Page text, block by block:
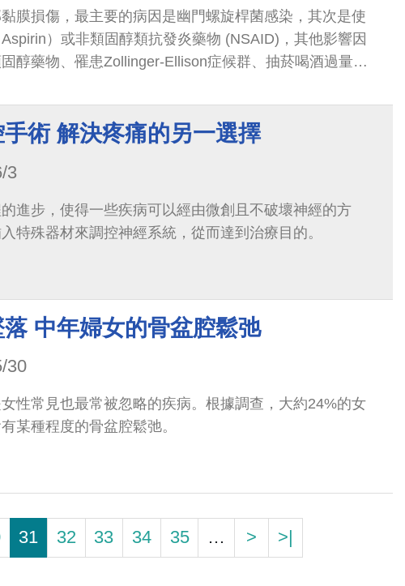
膜損傷，最主要的病因是幽門螺旋桿菌感染，其次是使
）或非類固醇類抗發炎藥物 (NSAID)，其他影響因
醇藥物、罹患Zollinger-Ellison症候群、抽菸喝酒過量、
術 解決疼痛的另一選擇
3
進步，使得一些疾病可以經由微創且不破壞神經的方
特殊器材來調控神經系統，從而達到治療目的。
中年婦女的骨盆腔鬆弛
30
性常見也最常被忽略的疾病。根據調查，大約24%的女
某種程度的骨盆腔鬆弛。
31 32 33 34 35 … > >|